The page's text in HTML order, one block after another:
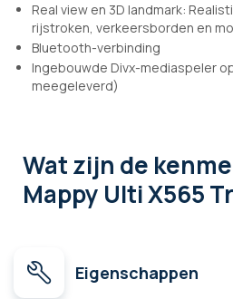
Real view en 3D landmark:
rijstroken, verkeersborden en
Bluetooth-verbinding
Ingebouwde Divx-mediaspeler
meegeleverd)
Wat zijn de
Mappy Ulti X565
Eigenschappen